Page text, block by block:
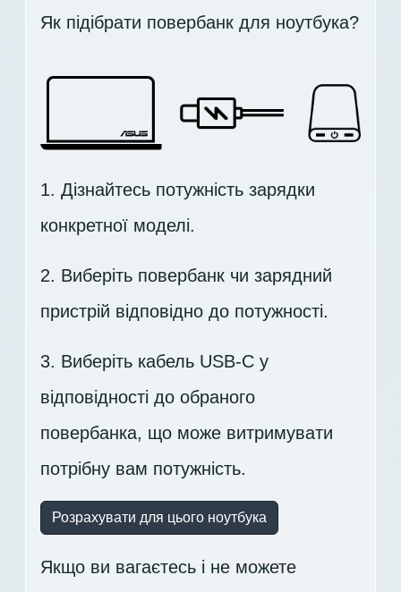
Як підібрати повербанк для ноутбука?
1. Дізнайтесь потужність зарядки
конкретної моделі.
2. Виберіть повербанк чи зарядний
пристрій відповідно до потужності.
3. Виберіть кабель USB-C у
відповідності до обраного
повербанка, що може витримувати
потрібну вам потужність.
Розрахувати для цього ноутбука
Якщо ви вагаєтесь і не можете